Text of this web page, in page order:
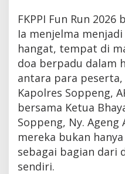
FKPPI Fun Run
Ia menjelma
hangat, tempat di
doa berpadu dalam
antara para
Kapolres Soppeng,
bersama Ketua
Soppeng, Ny. Ageng
mereka bukan
sebagai bagian dari
sendiri.